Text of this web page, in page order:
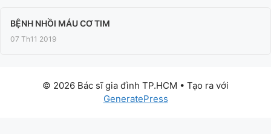
BỆNH NHỒI MÁU CƠ TIM
07 Th11 2019
© 2026 Bác sĩ gia đình TP.HCM • Tạo ra với
GeneratePress